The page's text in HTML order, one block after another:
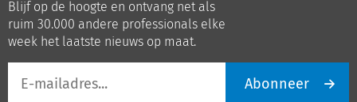
LinkedInYoutube
Blijf op de hoogte en ontvang net als
ruim 30.000 andere professionals elke
week het laatste nieuws op maat.
mailadres
Abonneer